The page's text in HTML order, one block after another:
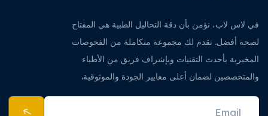
في لاس لاب، نؤمن بأن دقة التحاليل الطبية هي المفتاح
لصحة أفضل. نقدم لك مجموعة متكاملة من الفحوصات
المخبرية بأحدث التقنيات وبإشراف فريق من الأطباء
والمتخصصين لضمان أعلى معايير الجودة والموثوقية.